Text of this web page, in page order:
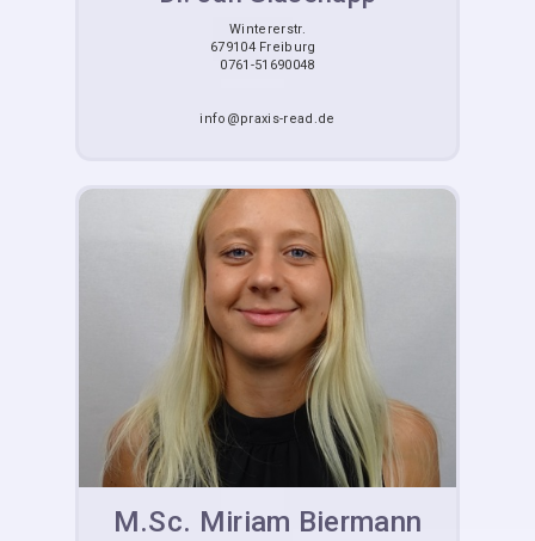
Wintererstr.
679104 Freiburg
0761-51690048
info@praxis-read.de
M.Sc. Miriam Biermann